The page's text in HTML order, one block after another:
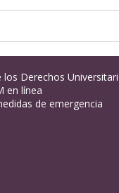
los Derechos
en línea
de emergencia